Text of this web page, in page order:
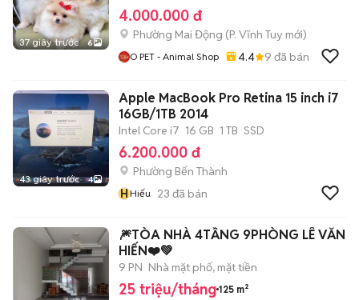
37 giây trước 6
4.000.000 đ
Phường Mai Động (P. Vĩnh Tuy mới)
O PET - Animal Shop 4.4 9 đã bán
43 giây trước 4
Apple MacBook Pro Retina 15 inch i7
16GB/1TB 2014
Intel Core i7 16 GB 1 TB SSD
6.200.000 đ
Phường Bến Thành
HHiếu 23 đã bán
🎆TÒA NHÀ 4TẦNG 9PHÒNG LÊ VĂN
HIẾN❤️💚
9 PN Nhà mặt phố, mặt tiền
25 triệu/tháng 125 m²